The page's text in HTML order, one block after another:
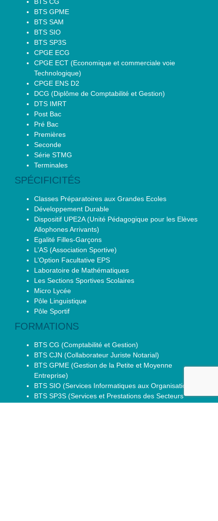
BTS GPME
BTS SAM
BTS SIO
BTS SP3S
CPGE ECG
CPGE ECT (Economique et commerciale voie
Technologique)
CPGE ENS D2
DCG (Diplôme de Comptabilité et Gestion)
DTS IMRT
Post Bac
Pré Bac
Premières
Seconde
Série STMG
Terminales
SPÉCIFICITÉS
Classes Préparatoires aux Grandes Ecoles
Développement Durable
Dispositif UPE2A (Unité Pédagogique pour les Elèves
Allophones Arrivants)
Egalité Filles-Garçons
L’AS (Association Sportive)
L’Option Facultative EPS
Laboratoire de Mathématiques
Les Sections Sportives Scolaires
Micro Lycée
Pôle Linguistique
Pôle Sportif
FORMATIONS
BTS CG (Comptabilité et Gestion)
BTS CJN (Collaborateur Juriste Notarial)
BTS GPME (Gestion de la Petite et Moyenne
Entreprise)
BTS SIO (Services Informatiques aux Organisations)
BTS SP3S (Services et Prestations des Secteurs